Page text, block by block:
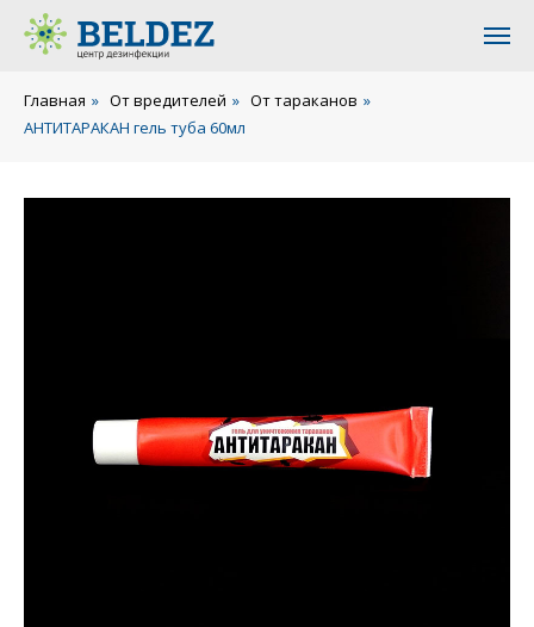
Главная » От вредителей » От тараканов »
АНТИТАРАКАН гель туба 60мл